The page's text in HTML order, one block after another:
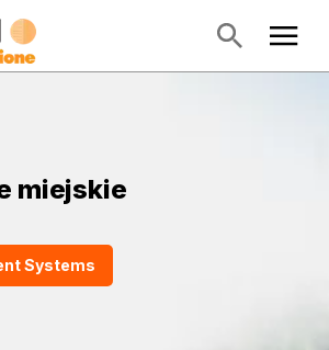
miejskie
Systems